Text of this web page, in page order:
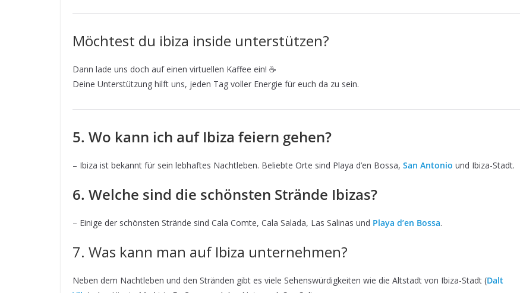
Möchtest du ibiza inside unterstützen?
Dann lade uns doch auf einen virtuellen Kaffee ein! ☕
Deine Unterstützung hilft uns, jeden Tag voller Energie für euch da zu sein.
5. Wo kann ich auf Ibiza feiern gehen?
– Ibiza ist bekannt für sein lebhaftes Nachtleben. Beliebte Orte sind Playa d’en Bossa, San Antonio und Ibiza-Stadt.
6. Welche sind die schönsten Strände Ibizas?
– Einige der schönsten Strände sind Cala Comte, Cala Salada, Las Salinas und Playa d’en Bossa.
7. Was kann man auf Ibiza unternehmen?
Neben dem Nachtleben und den Stränden gibt es viele Sehenswürdigkeiten wie die Altstadt von Ibiza-Stadt (Dalt